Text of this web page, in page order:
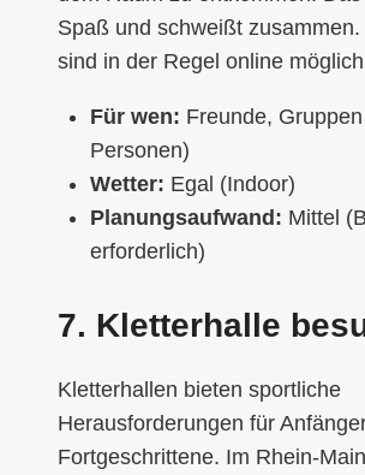
Spaß und schweißt
sind in der Regel online
Für wen: Freunde,
Personen)
Wetter: Egal (Indoor)
Planungsaufwand: Mittel
erforderlich)
7. Kletterhalle
Kletterhallen bieten sportliche
Herausforderungen für
Fortgeschrittene. Im Rhein-